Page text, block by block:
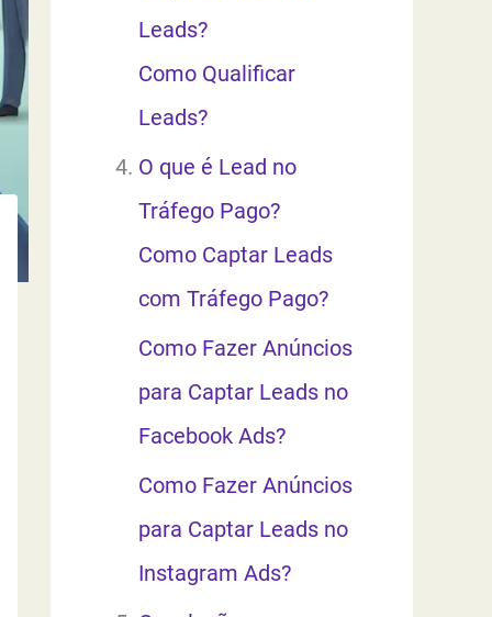
Leads?
Como Qualificar
Leads?
O que é Lead no
Tráfego Pago?
Como Captar Leads
com Tráfego Pago?
Como Fazer Anúncios
para Captar Leads no
Facebook Ads?
Como Fazer Anúncios
para Captar Leads no
Instagram Ads?